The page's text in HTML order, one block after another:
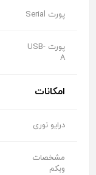
پورت Serial
پورت USB-
A
امکانات
درایو نوری
مشخصات
وبکم